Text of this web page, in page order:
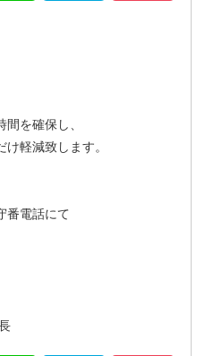
を確保し、
軽減致します。
番電話にて